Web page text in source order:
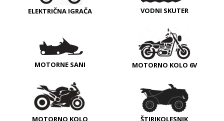
ELEKTRIČNA IGRAČA VODNI SKUTER
MOTORNE SANI MOTORNO KOLO 6V
MOTORNO KOLO ŠTIRIKOLESNIK